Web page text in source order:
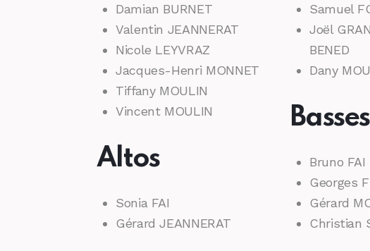
Damian BURNET
Valentin JEANNERAT
Nicole LEYVRAZ
Jacques-Henri MONNET
Tiffany MOULIN
Vincent MOULIN
Altos
Sonia FAI
Gérard JEANNERAT
Samuel
Joël
BENED
Dany
Basses
Bruno FAI
Georges
Gérard
Christian